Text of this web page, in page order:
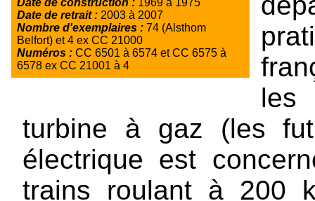
Date de retrait : 2003 à 2007
Nombre d'exemplaires : 74 (Alsthom
Belfort) et 4 ex CC 21000
Numéros : CC 6501 à 6574 et CC 6575 à
6578 ex CC 21001 à 4
les
turbine à gaz (les
électrique est
trains roulant à 200